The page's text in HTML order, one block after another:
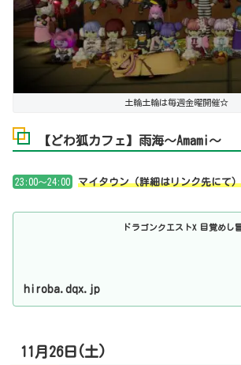
土輪土輪は毎週金曜開催☆
【どわ狐カフェ】雨海～Amami～
23:00～24:00 マイタウン（詳細はリンク先にて）
ドラゴンクエストX 目覚めし
hiroba.dqx.jp
11月26日(土)